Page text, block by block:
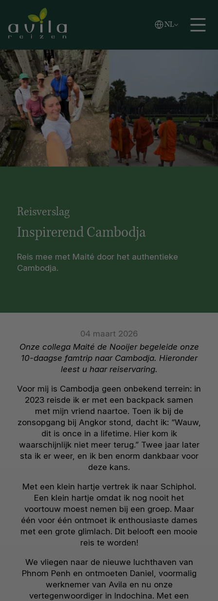
Zoeken
NL
Vlaams
English
Reisverslag
Inspirerend Cambodja
Reis mee met Maité door het authentieke
Cambodja.
04 maart 2026
Onze collega Maité de Nooijer begeleide onze
10-daagse famtrip naar Cambodja. Hieronder
leest u haar reiservaring.
Voor mij is Cambodja geen onbekend terrein: in
2023 reisde ik er met een backpack samen
met mijn vriend naartoe. Toen ik bij de
zonsopgang bij Angkor stond, dacht ik: “Wauw,
dit is once in a lifetime. Hier kom ik
waarschijnlijk niet meer terug.” Twee jaar later
sta ik er weer, en ik ben enorm dankbaar voor
deze kans.
Met een klein hartje vertrek ik naar Schiphol.
Een klein hartje omdat ik nog nooit het
voortouw moest nemen bij een groep. Maar
één voor één ontmoet ik enthousiaste dames
met een grote glimlach. Dit belooft een mooie
reis te worden!
We vliegen naar de nieuwe luchthaven van
Phnom Penh en ontmoeten Daniel, voormalig
werknemer van Avila en nu onze
vertegenwoordiger in Indochina. Met een